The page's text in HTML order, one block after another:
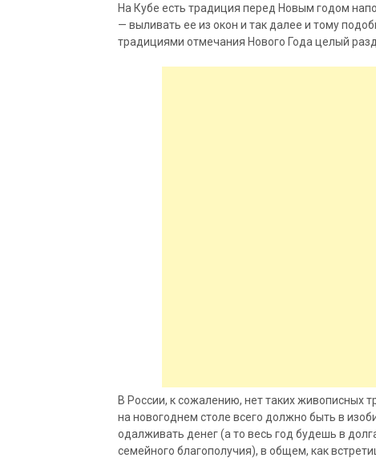
На Кубе есть традиция перед Новым годом
— выливать ее из окон и так далее и тому
традициями отмечания Нового Года целый
В России, к сожалению, нет таких живописных
на новогоднем столе всего должно быть в
одалживать денег (а то весь год будешь в
семейного благополучия), в общем, как